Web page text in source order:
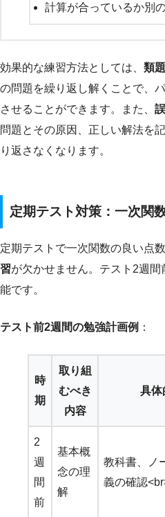
計算が合っているか別
効果的な練習方法としては、 類
の問題を繰り返し解くことで、
させることができます。また、
問題とその原因、正しい解法を
り返さなくなります。
定期テスト対策：一次関
定期テストで一次関数の良い点
習が欠かせません。テスト2週
能です。
テスト前2週間の勉強計画例 ：
時
期
取り組
むべき
内容
具体
2
週
間
前
基本概
念の理
解
教科書、ノ
義の確認